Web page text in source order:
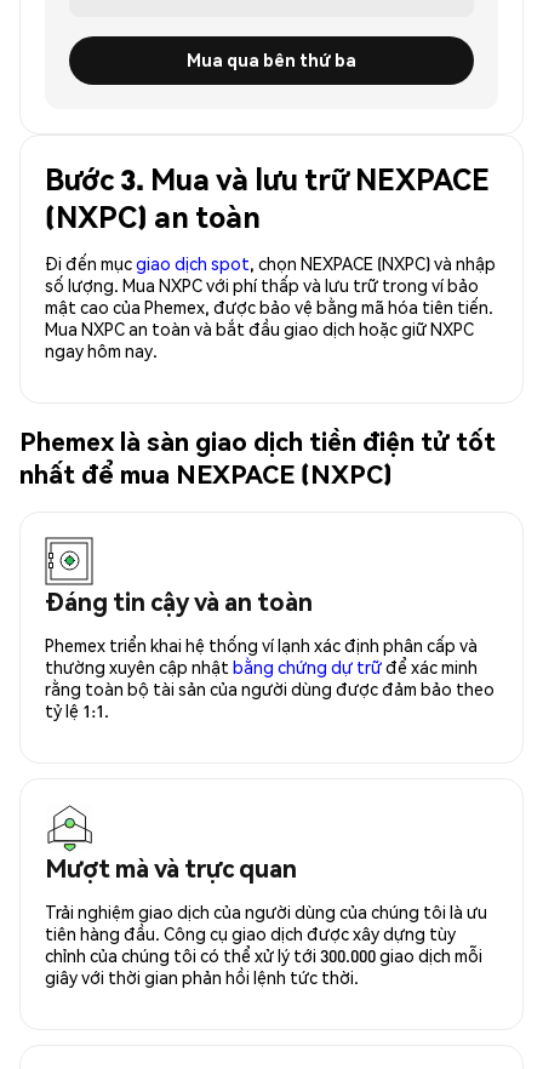
Mua qua bên thứ ba
Bước 3. Mua và lưu trữ NEXPACE
(NXPC) an toàn
Đi đến mụcgiao dịch spot, chọn NEXPACE (NXPC) và nhập
số lượng. Mua NXPC với phí thấp và lưu trữ trong ví bảo
mật cao của Phemex, được bảo vệ bằng mã hóa tiên tiến.
Mua NXPC an toàn và bắt đầu giao dịch hoặc giữ NXPC
ngay hôm nay.
Phemex là sàn giao dịch tiền điện tử tốt
nhất để mua NEXPACE (NXPC)
Đáng tin cậy và an toàn
Phemex triển khai hệ thống ví lạnh xác định phân cấp và
thường xuyên cập nhật bằng chứng dự trữđể xác minh
rằng toàn bộ tài sản của người dùng được đảm bảo theo
tỷ lệ 1:1.
Mượt mà và trực quan
Trải nghiệm giao dịch của người dùng của chúng tôi là ưu
tiên hàng đầu. Công cụ giao dịch được xây dựng tùy
chỉnh của chúng tôi có thể xử lý tới 300.000 giao dịch mỗi
giây với thời gian phản hồi lệnh tức thời.